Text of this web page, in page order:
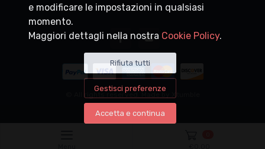
© All rights reserved. Made by
e modificare le impostazioni in qualsiasi
momento.
Maggiori dettagli nella nostra Cookie Policy.
Rifiuta tutti
Gestisci preferenze
Accetta e continua